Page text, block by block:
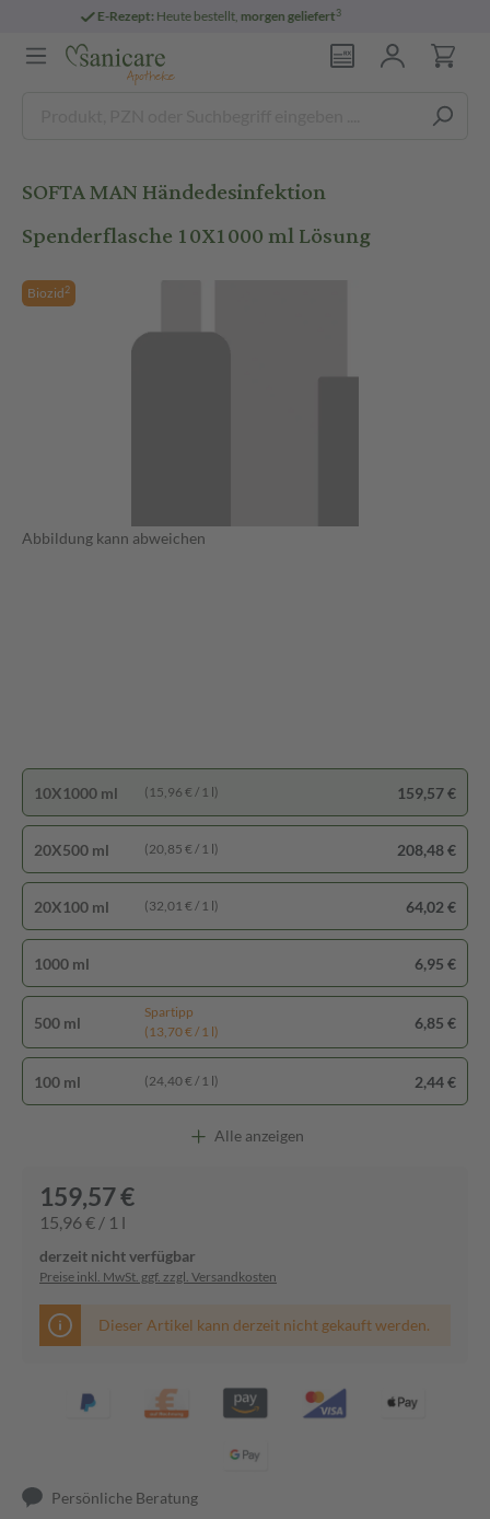
E-Rezept:Heute bestellt,morgen geliefert
SOFTA MAN Händedesinfektion
Spenderflasche 10X1000 ml Lösung
Biozid2
Abbildung kann abweichen
20X500 ml (20,85 € / 1 l) 208,48 €
10X1000 ml (15,96 € / 1 l) 159,57 €
20X100 ml (32,01 € / 1 l) 64,02 €
1000 ml 6,95 €
500 ml
Spartipp
(13,70 € / 1 l)
6,85 €
100 ml (24,40 € / 1 l) 2,44 €
Alle anzeigen
159,57 €
15,96 € / 1 l
derzeit nicht verfügbar
Preise inkl. MwSt. ggf. zzgl. Versandkosten
Dieser Artikel kann derzeit nicht gekauft werden.
Persönliche Beratung